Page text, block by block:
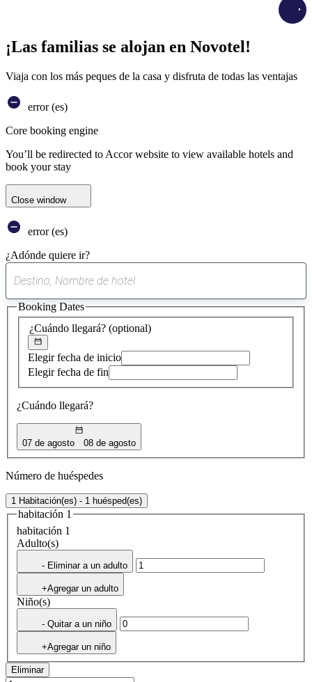
¡Las familias se alojan en Novotel!
Viaja con los más peques de la casa y disfruta de todas las ventajas
error (es)
Core booking engine
You’ll be redirected to Accor website to view available hotels and
book your stay
Close window
error (es)
¿Adónde quiere ir?
sugerencia
encontrada
¿Cuándo llegará? (optional)
Elegir fecha de inicio
Elegir fecha de fin
¿Cuándo llegará?
07 de agosto 08 de agosto
Booking Dates
Número de huéspedes
1 Habitación(es) - 1 huésped(es)
habitación 1
habitación 1
Adulto(s)
- Eliminar a un adulto
+Agregar un adulto
Niño(s)
- Quitar a un niño
+Agregar un niño
Eliminar